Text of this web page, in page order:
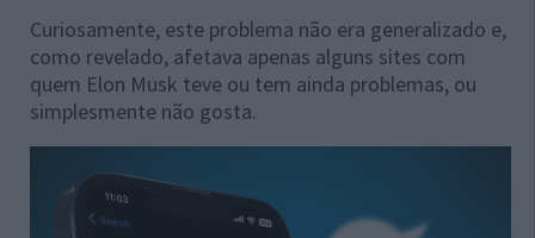
Curiosamente, este problema não era generalizado e,
como revelado, afetava apenas alguns sites com
quem Elon Musk teve ou tem ainda problemas, ou
simplesmente não gosta.